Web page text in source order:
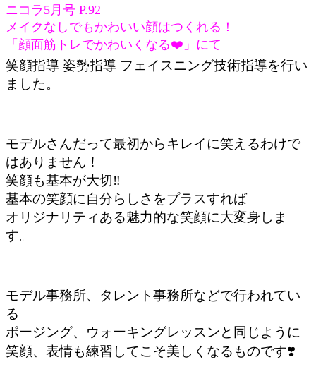
ニコラ5月号 P.92
メイクなしでもかわいい顔はつくれる！
「顔面筋トレでかわいくなる❤️」にて
笑顔指導 姿勢指導 フェイスニング技術指導を行い
ました。
モデルさんだって最初からキレイに笑えるわけで
はありません！
笑顔も基本が大切‼️
基本の笑顔に自分らしさをプラスすれば
オリジナリティある魅力的な笑顔に大変身しま
す。
モデル事務所、タレント事務所などで行われてい
る
ポージング、ウォーキングレッスンと同じように
笑顔、表情も練習してこそ美しくなるものです❣️